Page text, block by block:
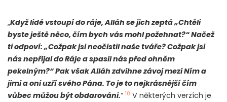
„Když lidé vstoupí do ráje, Alláh se jich zeptá „Chtěli
byste ještě něco, čím bych vás mohl požehnat?“ Načež
ti odpoví: „Cožpak jsi neočistil naše tváře? Cožpak jsi
nás nepřijal do Ráje a spasil nás před ohněm
pekelným?“ Pak však Alláh zdvihne závoj mezi Ním a
jimi a oni uzří svého Pána. To je to nejkrásnější čím
vůbec můžou být obdarováni.“ 10 V některých verzích je